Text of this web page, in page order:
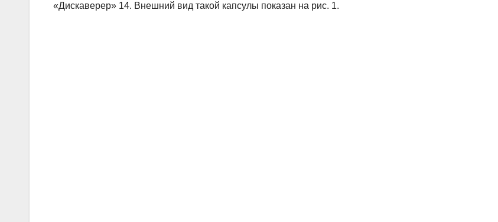
«Дискаверер» 14. Внешний вид такой капсулы показан на рис. 1.